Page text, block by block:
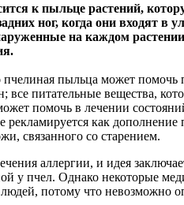
к пыльце растений,
ног, когда они входят в
на каждом
пыльца может
все питательные вещества,
помочь в лечении
как
связанного со старением.
аллергии, и идея
у пчел. Однако некоторые
потому что